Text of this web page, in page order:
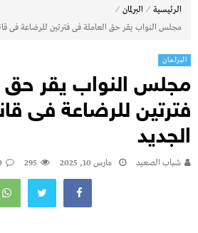
الرئيسية ⁄ البرلمان ⁄
مجلس النواب يقر حق العاملة فى فترتين للرضاعة فى
البرلمان
مجلس النواب يقر حق
فترتين للرضاعة فى
الجديد
شباب الصعيد مارس 10, 2025 295